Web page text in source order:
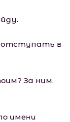
отступать в
За ним,
имени